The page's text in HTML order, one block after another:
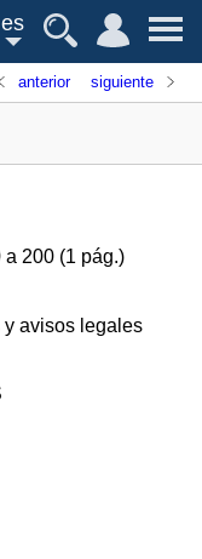
es
anterior siguiente
a 200 (1 pág.)
avisos legales